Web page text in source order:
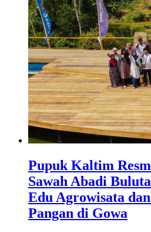
Pupuk Kaltim
Sawah Abadi
Edu Agrowisata
Pangan di Gowa